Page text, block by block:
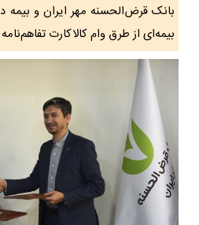
بانک قرض‌الحسنه مهر ایران و بیمه
بیمه‌ای از طرق وام کالاکارت